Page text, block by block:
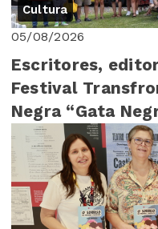
Cultura
05/08/2026
Escritores,
Festival
Negra “Gata
Nova